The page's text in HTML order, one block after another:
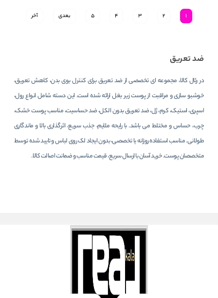
1
2
3
4
5 بعدی آخر
ضد تعریق
در رئال کالا، مجموعه ای تخصصی از ضد تعریق برای کنترل بوی بدن، کاهش تعریق،
خوشبو سازی و مراقبت از پوست زیر بغل ارائه شده است. این دسته شامل انواع رول،
اسپری، استیک، کرم، ژل، ضد تعریق بدون الکل، ضد حساسیت، مناسب پوست خشک،
چرب، حساس و مختلط می باشد. با رایحه ملایم، جذب سریع، اثرگذاری بالا و ماندگاری
طولانی. مناسب استفاده روزانه یا تخصصی، بدون ایجاد لک روی لباس و تایید شده توسط
متخصصان پوست. خرید آسان با ارسال سریع، قیمت مناسب و ضمانت اصالت کالا.